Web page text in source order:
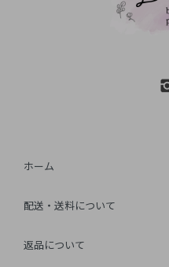
ホーム
配送・送料について
返品について